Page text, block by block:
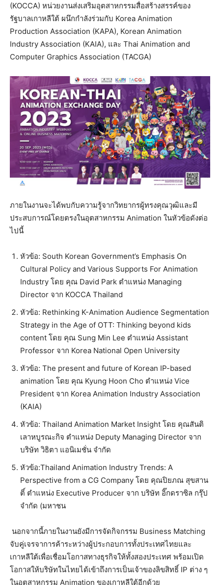
(KOCCA) หน่วยงานส่งเสริมอุตสาหกรรมสื่อสร้างสรรค์ของ
รัฐบาลเกาหลีใต้ ผนึกกำลังร่วมกับ Korea Animation
Production Association (KAPA), Korean Animation
Industry Association (KAIA), และ Thai Animation and
Computer Graphics Association (TACGA)
ภายในงานจะได้พบกับความรู้จากวิทยากรผู้ทรงคุณวุฒิและมี
ประสบการณ์โดยตรงในอุตสาหกรรม Animation ในหัวข้อดังต่อ
ไปนี้
หัวข้อ: South Korean Government’s Emphasis On
Cultural Policy and Various Supports For Animation
Industry โดย คุณ David Park ตำแหน่ง Managing
Director จาก KOCCA Thailand
หัวข้อ: Rethinking K-Animation Audience Segmentation
Strategy in the Age of OTT: Thinking beyond kids
content โดย คุณ Sung Min Lee ตำแหน่ง Assistant
Professor จาก Korea National Open University
หัวข้อ: The present and future of Korean IP-based
animation โดย คุณ Kyung Hoon Cho ตำแหน่ง Vice
President จาก Korea Animation Industry Association
(KAIA)
หัวข้อ: Thailand Animation Market Insight โดย คุณสันติ
เลาหบูรณะกิจ ตำแหน่ง Deputy Managing Director จาก
บริษัท วิธิตา แอนิเมชั่น จำกัด
หัวข้อ:Thailand Animation Industry Trends: A
Perspective from a CG Company โดย คุณปิยภณ สุขสาน
ติ์ ตำแหน่ง Executive Producer จาก บริษัท อิ๊กดราซิล กรุ๊ป
จำกัด (มหาชน
นอกจากนี้ภายในงานยังมีการจัดกิจกรรม Business Matching
จับคู่เจรจาการค้าระหว่างผู้ประกอบการทั้งประเทศไทยและ
เกาหลีใต้เพื่อเชื่อมโอกาสทางธุรกิจให้ทั้งสองประเทศ พร้อมเปิด
โอกาสให้บริษัทในไทยได้เข้าถึงการเป็นเจ้าของลิขสิทธิ์ IP ต่าง ๆ
ในอุตสาหกรรม Animation ของเกาหลีใต้อีกด้วย